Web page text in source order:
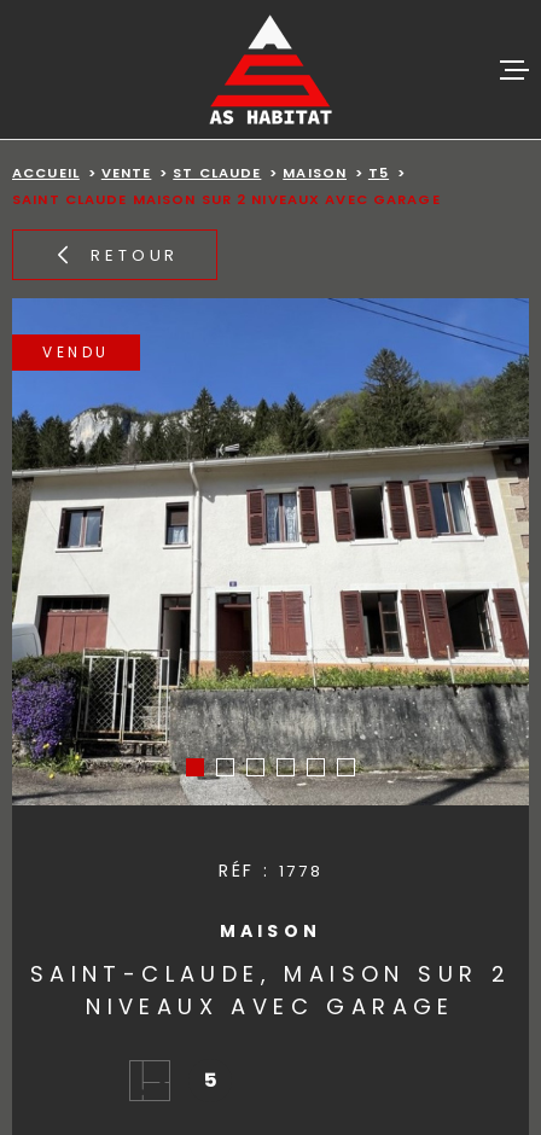
ALERTE
AGENCE
CONTACT
ACCUEIL VENTE ST CLAUDE MAISON
T5
SAINT CLAUDE MAISON SUR 2 NIVEAUX AVEC GARAGE
RETOUR
VENDU
RÉF : 1778
MAISON
SAINT-CLAUDE, MAISON SUR 2
NIVEAUX AVEC GARAGE
5